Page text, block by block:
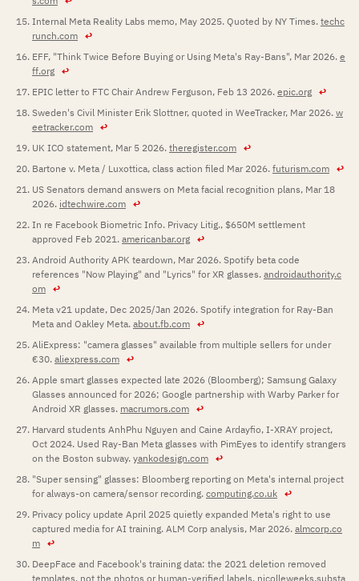
Internal Meta Reality Labs memo, May 2025. Quoted by NY Times.techc
runch.com ↩
EFF, "Think Twice Before Buying or Using Meta's Ray-Bans", Mar 2026.e
ff.org ↩
EPIC letter to FTC Chair Andrew Ferguson, Feb 13 2026.epic.org ↩
Sweden's Civil Minister Erik Slottner, quoted in WeeTracker, Mar 2026.w
eetracker.com ↩
UK ICO statement, Mar 5 2026.theregister.com ↩
Bartone v. Meta / Luxottica, class action filed Mar 2026.futurism.com ↩
US Senators demand answers on Meta facial recognition plans, Mar 18
2026. idtechwire.com ↩
In re Facebook Biometric Info. Privacy Litig., $650M settlement
approved Feb 2021.americanbar.org ↩
Android Authority APK teardown, Mar 2026. Spotify beta code
references "Now Playing" and "Lyrics" for XR glasses.androidauthority.c
om ↩
Meta v21 update, Dec 2025/Jan 2026. Spotify integration for Ray-Ban
Meta and Oakley Meta.about.fb.com ↩
AliExpress: "camera glasses" available from multiple sellers for under
€30.aliexpress.com ↩
Apple smart glasses expected late 2026 (Bloomberg); Samsung Galaxy
Glasses announced for 2026; Google partnership with Warby Parker for
Android XR glasses. macrumors.com ↩
Harvard students AnhPhu Nguyen and Caine Ardayfio, I-XRAY project,
Oct 2024. Used Ray-Ban Meta glasses with PimEyes to identify strangers
on the Boston subway.yankodesign.com ↩
"Super sensing" glasses: Bloomberg reporting on Meta's internal project
for always-on camera/sensor recording.computing.co.uk ↩
Privacy policy update April 2025 quietly expanded Meta's right to use
captured media for AI training. ALM Corp analysis, Mar 2026.almcorp.co
m ↩
DeepFace and Facebook's training data: the 2021 deletion removed
templates, not the photos or human-verified labels. nicolleweeks.substa